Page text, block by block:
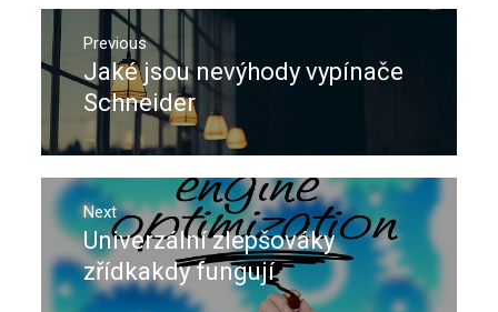
Navigace
pro
příspěvek
Previous
Previous
post:
Jaké jsou nevýhody vypínače
Schneider
Next
Next
post:
Univerzální zlepšováky
zřídkakdy fungují